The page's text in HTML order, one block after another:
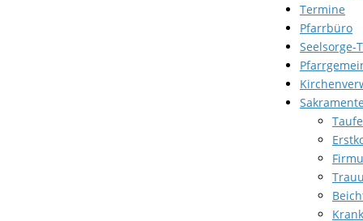
Termine
Pfarrbüro
Seelsorge-
Taufe